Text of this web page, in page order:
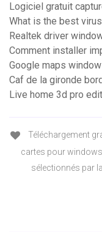
Logiciel gratuit
What is the best
Realtek driver
Comment installer
Google maps
Caf de la gironde
Live home 3d pro
Téléchargement
cartes pour
sélectionnés par